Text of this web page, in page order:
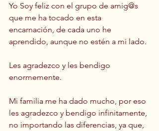
Yo Soy feliz con el grupo de amig@s
que me ha tocado en esta
encarnación, de cada uno he
aprendido, aunque no estén a mi lado.
Les agradezco y les bendigo
enormemente.
Mi familia me ha dado mucho, por eso
les agradezco y bendigo infinitamente,
no importando las diferencias, ya que,